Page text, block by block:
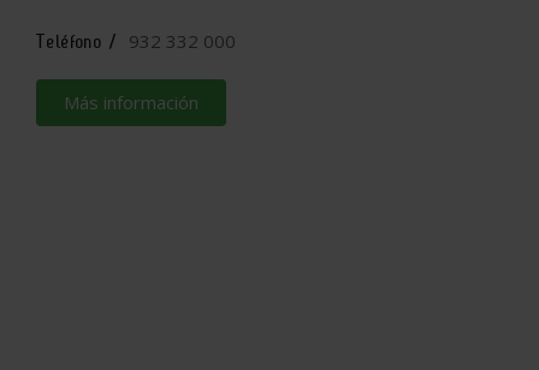
Teléfono / 932 332 000
Más información